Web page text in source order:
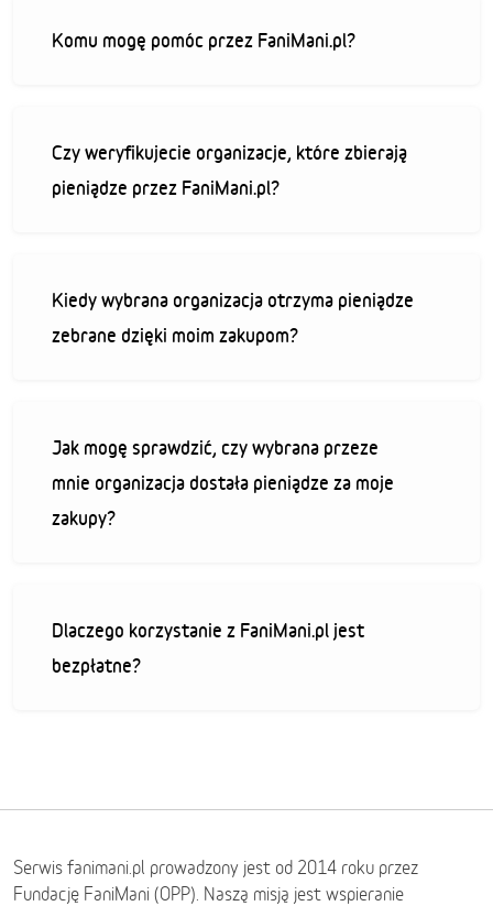
Komu mogę pomóc przez FaniMani.pl?
Czy weryfikujecie organizacje, które zbierają
pieniądze przez FaniMani.pl?
Kiedy wybrana organizacja otrzyma pieniądze
zebrane dzięki moim zakupom?
Jak mogę sprawdzić, czy wybrana przeze
mnie organizacja dostała pieniądze za moje
zakupy?
Dlaczego korzystanie z FaniMani.pl jest
bezpłatne?
Serwis fanimani.pl prowadzony jest od 2014 roku przez
Fundację FaniMani (OPP). Naszą misją jest wspieranie